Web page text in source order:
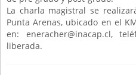
La charla magistral se
Punta Arenas, ubicado en el
en: eneracher@inacap.cl,
liberada.